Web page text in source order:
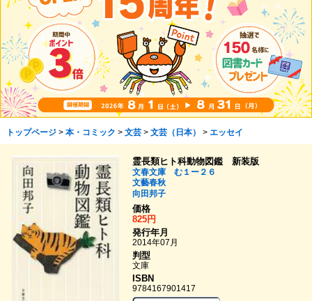
トップページ> 本・コミック > 文芸> 文芸（日本） > エッセイ
霊長類ヒト科動物図鑑 新装版
文春文庫 む１ー２６
文藝春秋
向田邦子
価格
825円
発行年月
2014年07月
判型
文庫
ISBN
9784167901417